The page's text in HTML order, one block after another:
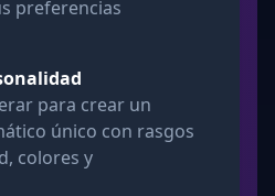
preferencias
para crear un
único con rasgos
colores y